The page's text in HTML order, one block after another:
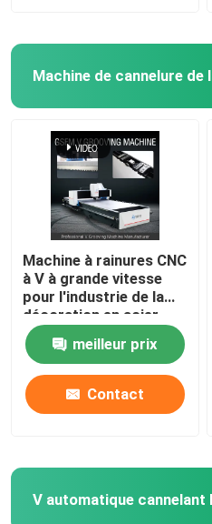
Machine à rainures CNC
à V à grande vitesse
pour l'industrie de la
décoration en acier
inoxydable - modèle
1225
meilleur prix
Contact
V automatique cannelant